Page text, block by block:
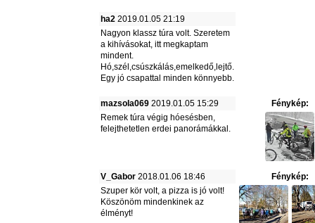
ha2 2019.01.05 21:19
Nagyon klassz túra volt. Szeretem
a kihívásokat, itt megkaptam
mindent.
Hó,szél,csúszkálás,emelkedő,lejtő.
Egy jó csapattal minden könnyebb.
mazsola069 2019.01.05 15:29
Fénykép:
Remek túra végig hóesésben,
felejthetetlen erdei panorámákkal.
V_Gabor 2018.01.06 18:46
Fénykép:
Szuper kör volt, a pizza is jó volt!
Köszönöm mindenkinek az
élményt!